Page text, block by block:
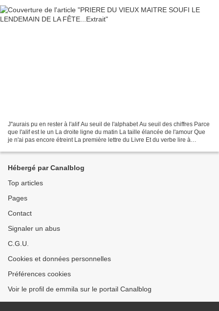
J''aurais pu en rester à l'alif Au seuil de l'alphabet Au seuil des chiffres Parce
que l'alif est le un La droite ligne du matin La taille élancée de l'amour Que
je n'ai pas encore étreint La première lettre du Livre Et du verbe lire à
Hébergé par Canalblog
Top articles
Pages
Contact
Signaler un abus
C.G.U.
Cookies et données personnelles
Préférences cookies
Voir le profil de emmila sur le portail Canalblog